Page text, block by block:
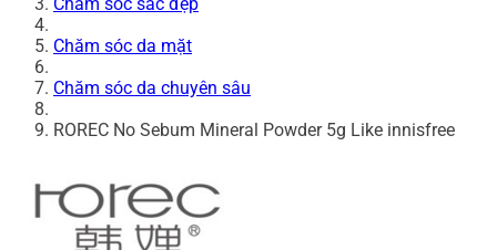
Chăm sóc da mặt
Chăm sóc da chuyên sâu
ROREC No Sebum Mineral Powder 5g Like innisfree